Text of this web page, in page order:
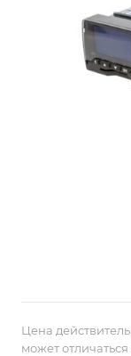
Цена
может